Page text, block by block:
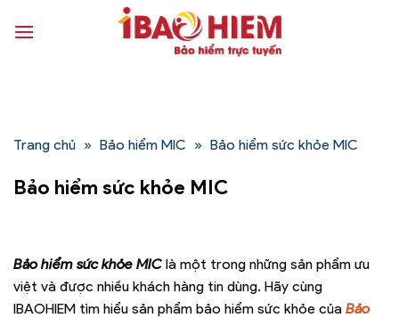
qua
Trang chủ » Bảo hiểm MIC » Bảo hiểm sức khỏe MIC
Bảo hiểm sức khỏe MIC
Bảo hiểm sức khỏe MIC là một trong những sản phẩm ưu
việt và được nhiều khách hàng tin dùng. Hãy cùng
IBAOHIEM tìm hiểu sản phẩm bảo hiểm sức khỏe của Bảo